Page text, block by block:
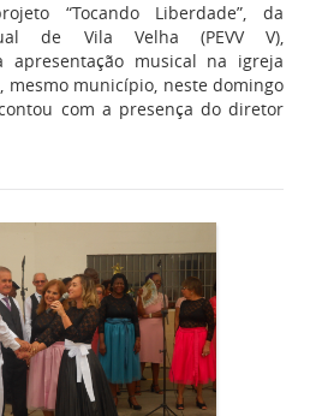
“Tocando Liberdade”, da
de Vila Velha (PEVV V),
apresentação musical na igreja
mesmo município, neste domingo
com a presença do diretor